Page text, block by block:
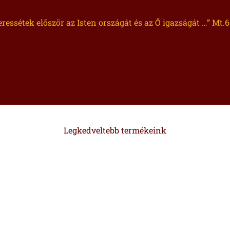
először az Isten országát és az Ő igazságát …”
Legkedveltebb termékeink